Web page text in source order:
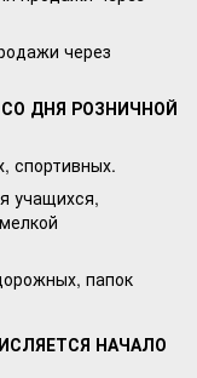
через
ДНЯ РОЗНИЧНОЙ
спортивных.
учащихся,
папок
НАЧАЛО